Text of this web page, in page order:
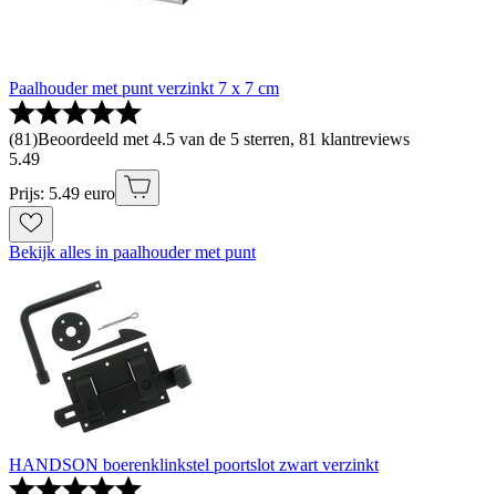
Paalhouder met punt verzinkt 7 x 7 cm
(81)Beoordeeld met 4.5 van de 5 sterren, 81 klantreviews
5.49
Prijs: 5.49 euro
Bekijk alles in paalhouder met punt
HANDSON boerenklinkstel poortslot zwart verzinkt